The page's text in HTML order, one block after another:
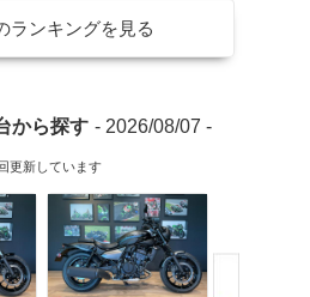
ランキングを見る
から探す - 2026/08/07 -
更新しています